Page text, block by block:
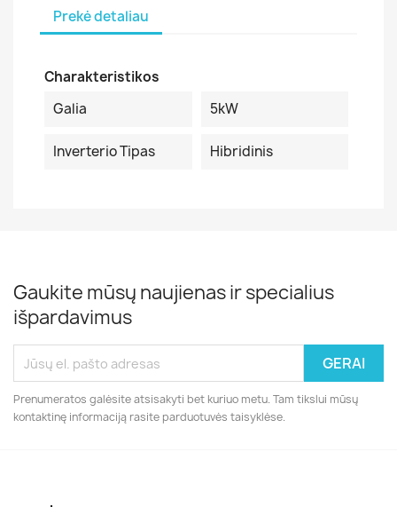
Prekė detaliau
Charakteristikos
Galia
5kW
Inverterio Tipas Hibridinis
Gaukite mūsų naujienas ir specialius
išpardavimus
Prenumeratos galėsite atsisakyti bet kuriuo metu. Tam tikslui mūsų
kontaktinę informaciją rasite parduotuvės taisyklėse.